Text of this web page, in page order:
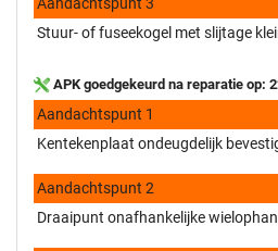
Stuur- of fuseekogel met slijtage
APK goedgekeurd na reparatie op:
Aandachtspunt 1
Kentekenplaat ondeugdelijk
Aandachtspunt 2
Draaipunt onafhankelijke